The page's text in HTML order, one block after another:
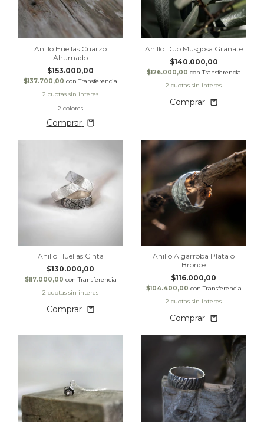
Anillo Huellas Cuarzo
Ahumado
$153.000,00
$137.700,00 con Transferencia
2 colores
Comprar
Anillo Duo Musgosa Granate
$140.000,00
$126.000,00 con Transferencia
Comprar
Anillo Huellas Cinta
$130.000,00
$117.000,00 con Transferencia
Comprar
Anillo Algarroba Plata o
Bronce
$116.000,00
$104.400,00 con Transferencia
Comprar